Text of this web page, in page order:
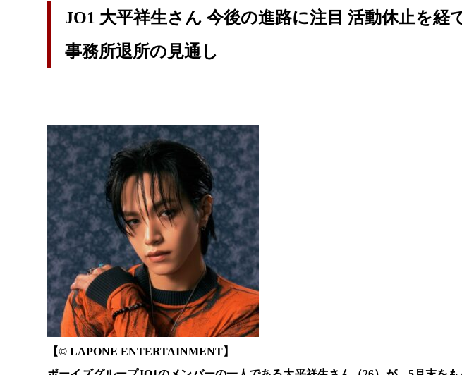
JO1 大平祥生さん 今後の進路に注目 活動休止を経
事務所退所の見通し
【© LAPONE ENTERTAINMENT】